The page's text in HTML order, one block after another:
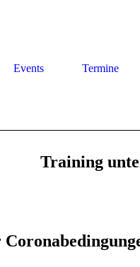
Events Termine
Training